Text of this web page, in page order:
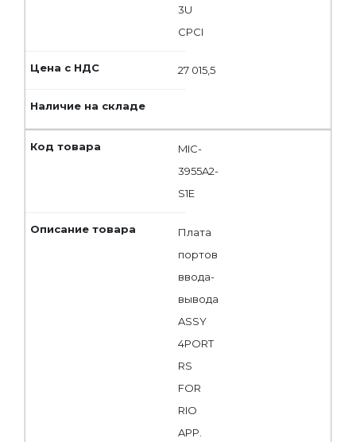
3U
CPCI
27 015,5
MIC-
3955A2-
S1E
Плата
портов
ввода-
вывода
ASSY
4PORT
RS
FOR
RIO
APP.